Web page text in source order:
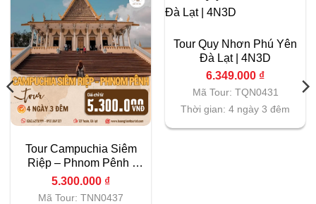
Tour Campuchia Siêm
Riệp – Phnom Pênh |
4N3D
5.300.000 ₫
Mã Tour: TNN0437
Tour Quy Nhơn Phú Yên
Đà Lạt | 4N3D
6.349.000 ₫
Mã Tour: TQN0431
Thời gian: 4 ngày 3 đêm